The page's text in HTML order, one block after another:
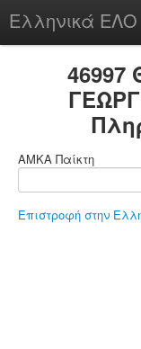
Ελληνικά ΕΛΟ
ΑΜΚΑ Παίκτη
Επιστροφή στην